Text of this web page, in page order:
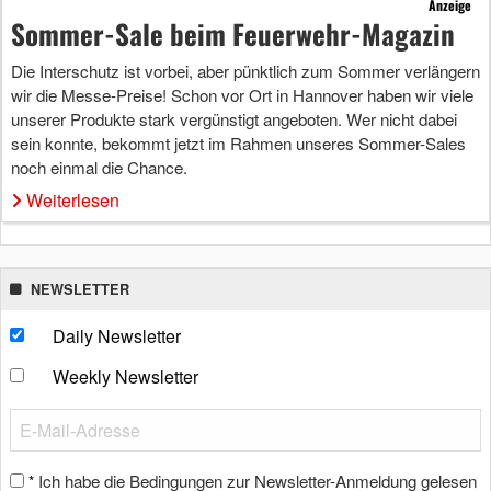
Anzeige
Sommer-Sale beim Feuerwehr-Magazin
Die Interschutz ist vorbei, aber pünktlich zum Sommer verlängern
wir die Messe-Preise! Schon vor Ort in Hannover haben wir viele
unserer Produkte stark vergünstigt angeboten. Wer nicht dabei
sein konnte, bekommt jetzt im Rahmen unseres Sommer-Sales
noch einmal die Chance.
Weiterlesen
NEWSLETTER
Daily Newsletter
Weekly Newsletter
* Ich habe die Bedingungen zur Newsletter-Anmeldung gelesen